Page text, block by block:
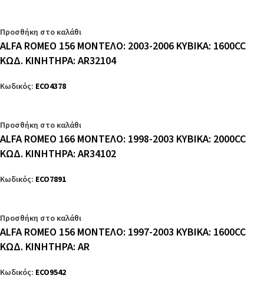
Προσθήκη στο καλάθι
ALFA ROMEO 156 ΜΟΝΤΕΛΟ: 2003-2006 ΚΥΒΙΚΑ: 1600CC
ΚΩΔ. ΚΙΝΗΤΗΡΑ: AR32104
Κωδικός: ECO4378
Προσθήκη στο καλάθι
ALFA ROMEO 166 ΜΟΝΤΕΛΟ: 1998-2003 ΚΥΒΙΚΑ: 2000CC
ΚΩΔ. ΚΙΝΗΤΗΡΑ: AR34102
Κωδικός: ECO7891
Προσθήκη στο καλάθι
ALFA ROMEO 156 ΜΟΝΤΕΛΟ: 1997-2003 ΚΥΒΙΚΑ: 1600CC
ΚΩΔ. ΚΙΝΗΤΗΡΑ: AR
Κωδικός: ECO9542